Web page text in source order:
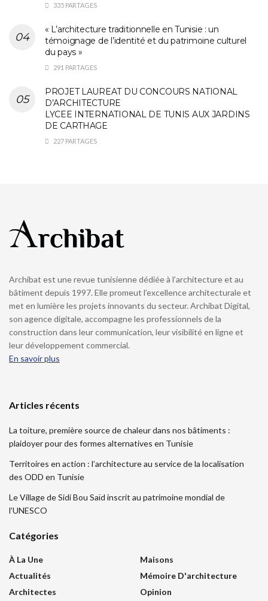
335 PARTAGES
« L’architecture traditionnelle en Tunisie : un
témoignage de l’identité et du patrimoine culturel
du pays »
291 PARTAGES
PROJET LAUREAT DU CONCOURS NATIONAL
D’ARCHITECTURE
LYCEE INTERNATIONAL DE TUNIS AUX JARDINS
DE CARTHAGE
227 PARTAGES
Archibat est une revue tunisienne dédiée à l’architecture et au
bâtiment depuis 1997. Elle promeut l’excellence architecturale et
met en lumière les projets innovants du secteur. Archibat Digital,
son agence digitale, accompagne les professionnels de la
construction dans leur communication, leur visibilité en ligne et
leur développement commercial.
En savoir plus
Articles récents
La toiture, première source de chaleur dans nos bâtiments :
plaidoyer pour des formes alternatives en Tunisie
Territoires en action : l’architecture au service de la localisation
des ODD en Tunisie
Le Village de Sidi Bou Saïd inscrit au patrimoine mondial de
l’UNESCO
Catégories
À La Une
Actualités
Architectes
Maisons
Mémoire D'architecture
Opinion